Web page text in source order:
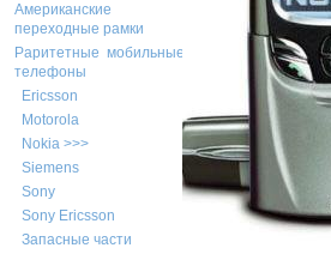
Американские
переходные рамки
Раритетные мобильные
телефоны
Ericsson
Motorola
Nokia >>>
Siemens
Sony
Sony Ericsson
Запасные части